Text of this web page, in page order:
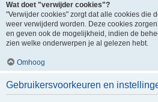
Wat doet "verwijder cookies"?
"Verwijder cookies" zorgt dat alle cookies die
weer verwijderd worden. Deze cookies
en geven ook de mogelijkheid, indien de
zien welke onderwerpen je al gelezen hebt.
Omhoog
Gebruikersvoorkeuren en